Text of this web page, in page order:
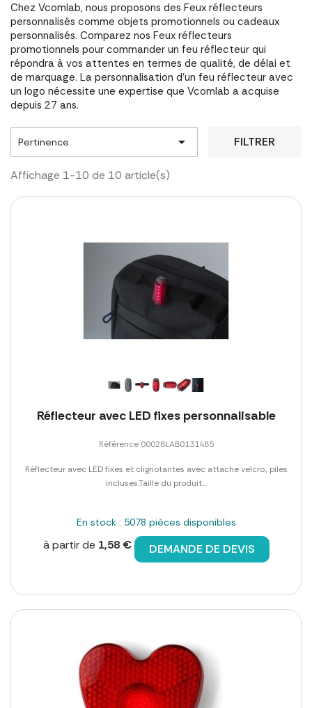
Chez Vcomlab, nous proposons des Feux réflecteurs
personnalisés comme objets promotionnels ou cadeaux
personnalisés. Comparez nos Feux réflecteurs
promotionnels pour commander un feu réflecteur qui
répondra à vos attentes en termes de qualité, de délai et
de marquage. La personnalisation d'un feu réflecteur avec
un logo nécessite une expertise que Vcomlab a acquise
depuis 27 ans.
Pertinence  FILTRER
Affichage 1-10 de 10 article(s)
Réflecteur avec LED fixes personnalisable
Référence 00028LAB0131485
Réflecteur avec LED fixes et clignotantes avec attache velcro., piles
incluses.Taille du produit...
En stock : 5078 pièces disponibles
à partir de 1,58 € DEMANDE DE DEVIS